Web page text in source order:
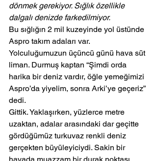
dönmek gerekiyor. Sığlık özellikle
dalgalı denizde farkedilmiyor.
Bu sığlığın 2 mil kuzeyinde yol üstünde
Aspro takım adaları var.
Yolculuğumuzun üçüncü günü hava süt
liman. Durmuş kaptan “Şimdi orda
harika bir deniz vardır, öğle yemeğimizi
Aspro’da yiyelim, sonra Arki’ye geçeriz”
dedi.
Gittik. Yaklaşırken, yüzlerce metre
uzaktan, adalar arasındaki dar geçitte
gördüğümüz turkuvaz renkli deniz
gerçekten büyüleyiciydi. Sakin bir